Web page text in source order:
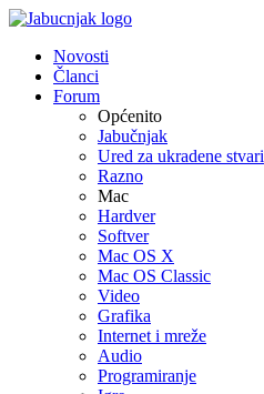
Novosti
Članci
Forum
Općenito
Jabučnjak
Ured za ukradene stvari
Razno
Mac
Hardver
Softver
Mac OS X
Mac OS Classic
Video
Grafika
Internet i mreže
Audio
Programiranje